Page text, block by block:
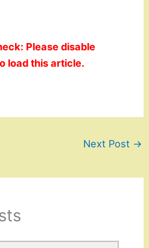
Please disable
load this article.
Next Post →